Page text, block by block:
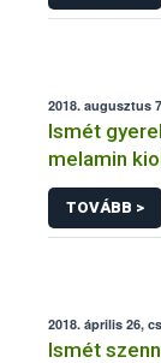
2018. augusztus
Ismét
melamin
TOVÁBB >
2018. április 26,
Ismét